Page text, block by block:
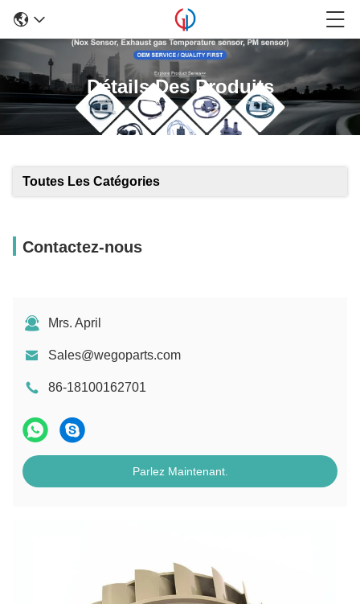
Détails Des Produits
Toutes Les Catégories
Contactez-nous
Mrs. April
Sales@wegoparts.com
86-18100162701
Parlez Maintenant.